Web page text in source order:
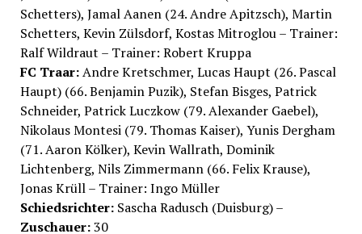
Schetters), Jamal Aanen (24. Andre Apitzsch), Martin
Schetters, Kevin Zülsdorf, Kostas Mitroglou – Trainer:
Ralf Wildraut – Trainer: Robert Kruppa
FC Traar:Andre Kretschmer, Lucas Haupt (26. Pascal
Haupt) (66. Benjamin Puzik), Stefan Bisges, Patrick
Schneider, Patrick Luczkow (79. Alexander Gaebel),
Nikolaus Montesi (79. Thomas Kaiser), Yunis Dergham
(71. Aaron Kölker), Kevin Wallrath, Dominik
Lichtenberg, Nils Zimmermann (66. Felix Krause),
Jonas Krüll – Trainer: Ingo Müller
Schiedsrichter: Sascha Radusch (Duisburg) –
Zuschauer:30